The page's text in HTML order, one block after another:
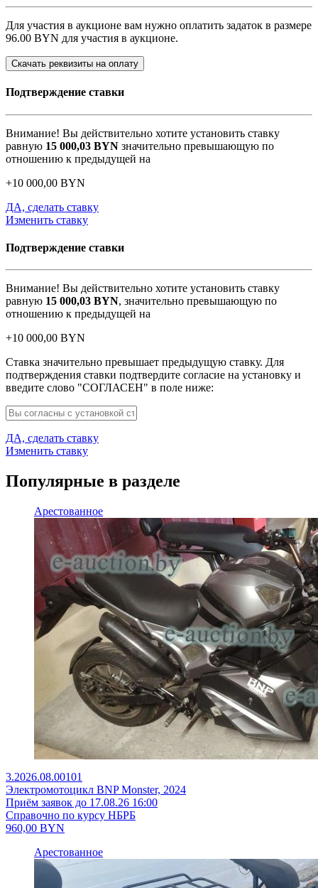
Для участия в аукционе вам нужно оплатить задаток в размере
96.00 BYN для участия в аукционе.
Скачать реквизиты на оплату
Подтверждение ставки
Внимание! Вы действительно хотите установить ставку
равную 15 000,03 BYN значительно превышающую по
отношению к предыдущей на
+10 000,00 BYN
ДА, сделать ставку
Изменить ставку
Подтверждение ставки
Внимание! Вы действительно хотите установить ставку
равную 15 000,03 BYN, значительно превышающую по
отношению к предыдущей на
+10 000,00 BYN
Ставка значительно превышает предыдущую ставку. Для
подтверждения ставки подтвердите согласие на установку и
введите слово "СОГЛАСЕН" в поле ниже:
ДА, сделать ставку
Изменить ставку
Популярные в разделе
Арестованное
3.2026.08.00101
Электромотоцикл BNP Monster, 2024
Приём заявок до 17.08.26 16:00
Справочно по курсу НБРБ
960,00 BYN
Арестованное